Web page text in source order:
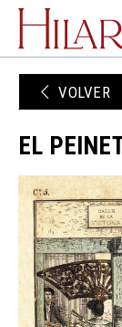
VOLVER
EL